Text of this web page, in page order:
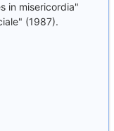
in misericordia"
(1987).